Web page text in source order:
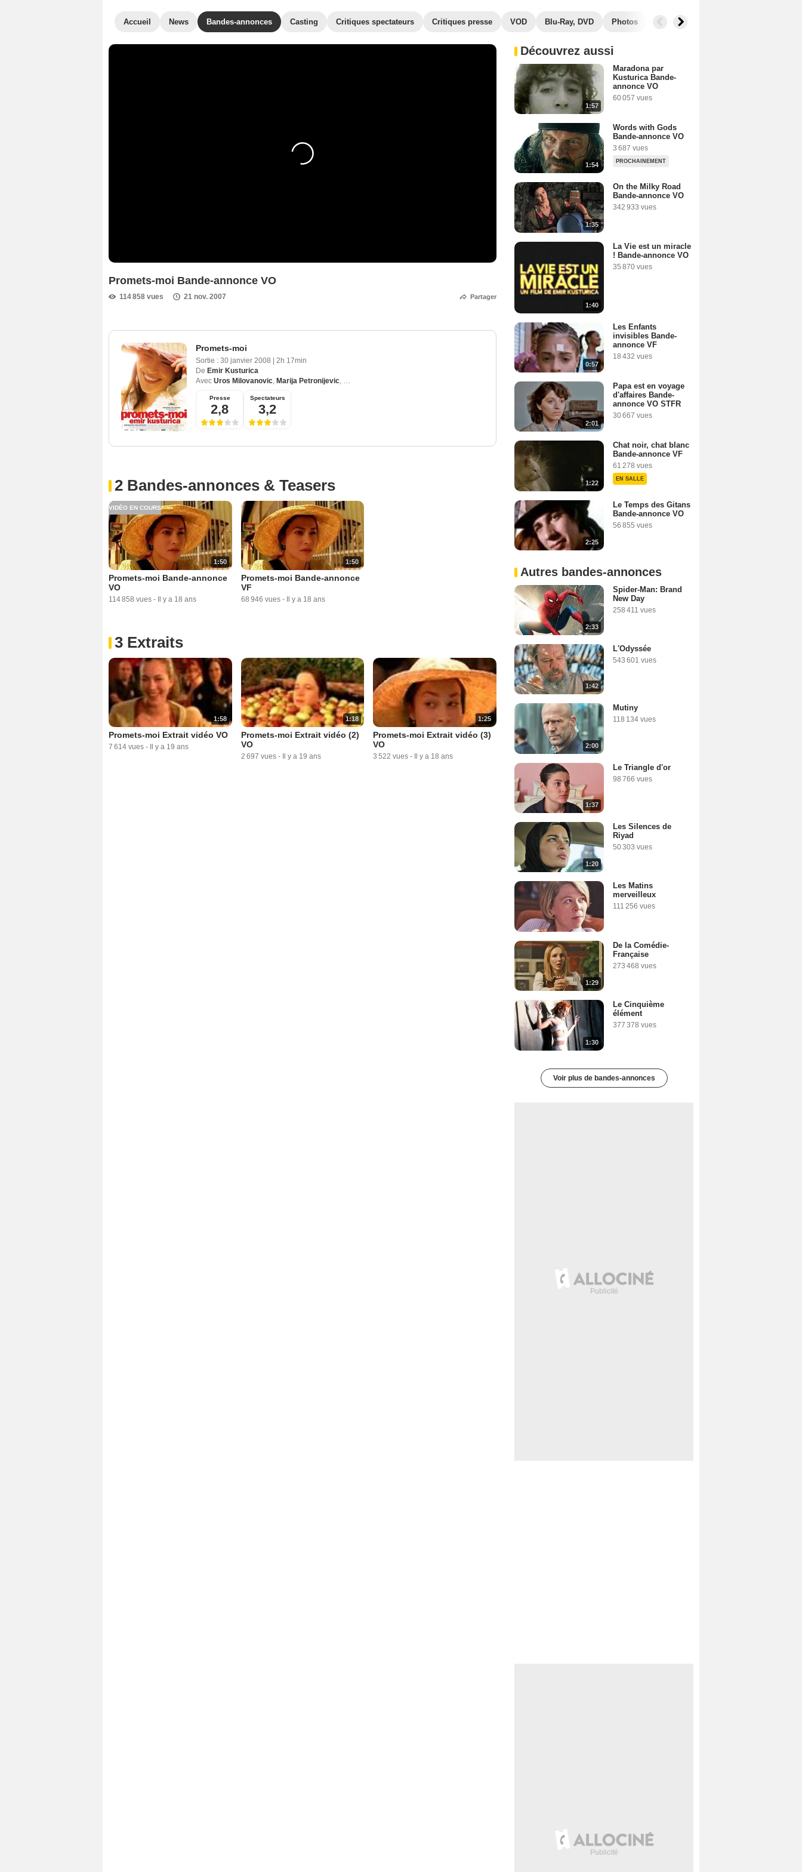
Accueil News Bandes-annonces Casting Critiques spectateurs Critiques presse VOD Blu-Ray, DVD Photos Secrets de tournage
Promets-moi Bande-annonce VO
114 858 vues 21 nov. 2007 Partager
Promets-moi
Sortie : 30 janvier 2008
2h 17min
De Emir Kusturica
Avec Uros Milovanovic, Marija Petronijevic, Aleksandar Bercek Ljiljana Blagojevic
Presse
2,8
Spectateurs
3,2
2 Bandes-annonces & Teasers
1:50
VIDÉO EN COURS
Promets-moi Bande-annonce
VO
114 858 vues - Il y a 18 ans
1:50
Promets-moi Bande-annonce
VF
68 946 vues - Il y a 18 ans
3 Extraits
1:58
Promets-moi Extrait vidéo VO
7 614 vues - Il y a 19 ans
1:18
Promets-moi Extrait vidéo (2)
VO
2 697 vues - Il y a 19 ans
1:25
Promets-moi Extrait vidéo (3)
VO
3 522 vues - Il y a 18 ans
Découvrez aussi
1:57
Maradona par
Kusturica Bande-
annonce VO
60 057 vues
1:54
Words with Gods
Bande-annonce VO
3 687 vues
PROCHAINEMENT
1:35
On the Milky Road
Bande-annonce VO
342 933 vues
1:40
La Vie est un miracle
! Bande-annonce VO
35 870 vues
0:57
Les Enfants
invisibles Bande-
annonce VF
18 432 vues
2:01
Papa est en voyage
d'affaires Bande-
annonce VO STFR
30 667 vues
1:22
Chat noir, chat blanc
Bande-annonce VF
61 278 vues
EN SALLE
2:25
Le Temps des Gitans
Bande-annonce VO
56 855 vues
Autres bandes-annonces
2:33
Spider-Man: Brand
New Day
258 411 vues
1:42
L'Odyssée
543 601 vues
2:00
Mutiny
118 134 vues
1:37
Le Triangle d'or
98 766 vues
1:20
Les Silences de
Riyad
50 303 vues
Les Matins
merveilleux
111 256 vues
1:29
De la Comédie-
Française
273 468 vues
1:30
Le Cinquième
élément
377 378 vues
Voir plus de bandes-annonces